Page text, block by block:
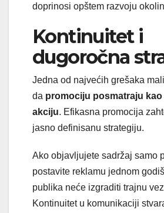
doprinosi opštem razvoju
Kontinuitet i
dugoročna
Jedna od najvećih grešaka
da promociju posmatraju
akciju. Efikasna promocija
jasno definisanu strategiju.
Ako objavljujete sadržaj samo
postavite reklamu jednom
publika neće izgraditi trajnu
Kontinuitet u komunikaciji